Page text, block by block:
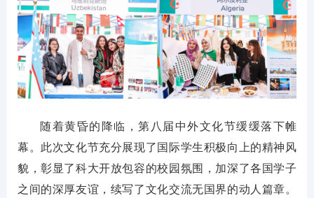
随着黄昏的降临，第八届中外文化节缓缓落下帷
幕。此次文化节充分展现了国际学生积极向上的精神风
貌，彰显了科大开放包容的校园氛围，加深了各国学子
之间的深厚友谊，续写了文化交流无国界的动人篇章。